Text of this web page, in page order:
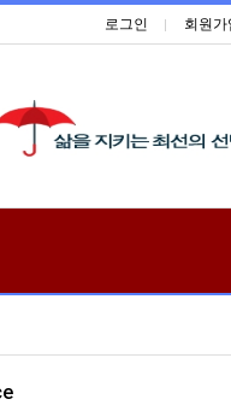
로그인 회원가